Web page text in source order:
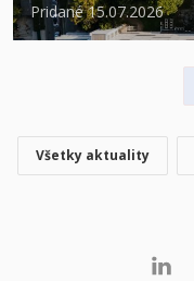
Pridané 15.07.2026
Všetky aktuality